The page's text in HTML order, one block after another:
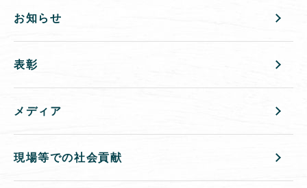
お知らせ
表彰
メディア
現場等での社会貢献